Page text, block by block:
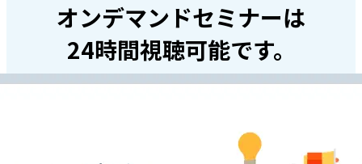
オンデマンドセミナーは
24時間視聴可能です。